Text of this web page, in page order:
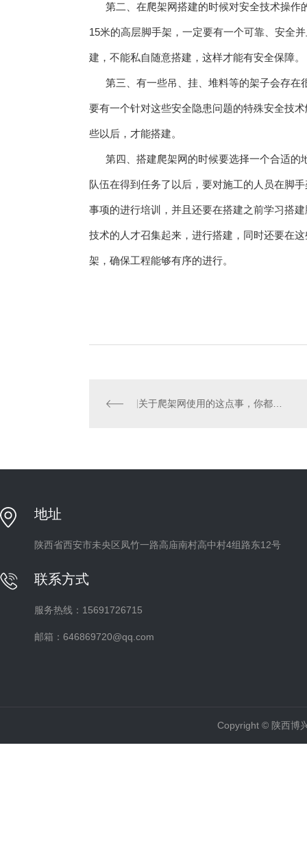
第二、在爬架网搭建的时候对安全技术操作
15米的高层脚手架，一定要有一个可靠、安全
建，不能私自随意搭建，这样才能有安全保障。
第三、有一些吊、挂、堆料等的架子会存在
要有一个针对这些安全隐患问题的特殊安全技
些以后，才能搭建。
第四、搭建爬架网的时候要选择一个合适的
队伍在得到任务了以后，要对施工的人员在脚
事项的进行培训，并且还要在搭建之前学习搭
技术的人才召集起来，进行搭建，同时还要在
架，确保工程能够有序的进行。
关于爬架网使用的这点事，你都知道吗？ 不知道的快看过来！
地址
陕西省西安市未央区凤竹一路高庙南村高中村4组路东12号
联系方式
服务热线：15691726715
邮箱：646869720@qq.com
Copyright © 陕西博